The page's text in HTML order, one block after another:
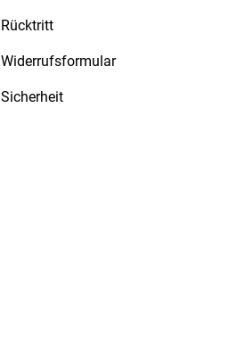
Rücktritt
Widerrufsformular
Sicherheit